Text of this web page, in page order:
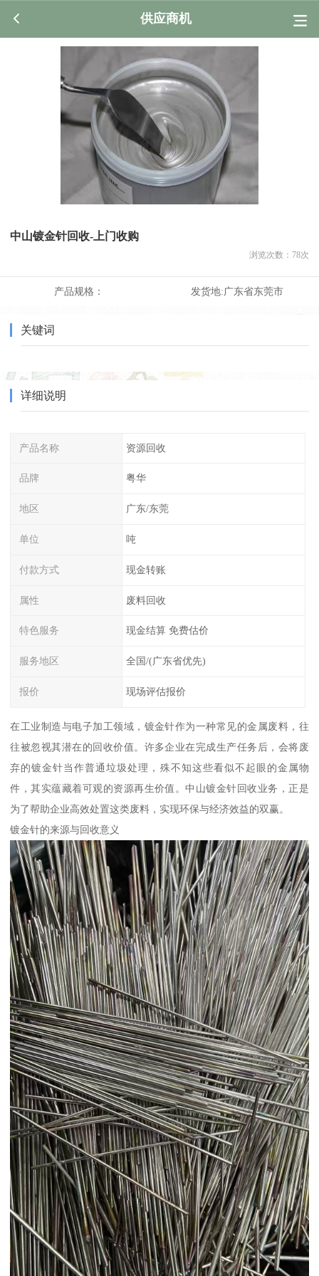
供应商机
中山镀金针回收-上门收购
浏览次数： 78次
产品规格： 发货地:广东省东莞市
关键词
详细说明
产品名称 资源回收
品牌 粤华
地区 广东/东莞
单位 吨
付款方式 现金转账
属性 废料回收
特色服务 现金结算 免费估价
服务地区 全国/(广东省优先)
报价 现场评估报价
在工业制造与电子加工领域，镀金针作为一种常见的金属废料，往
往被忽视其潜在的回收价值。许多企业在完成生产任务后，会将废
弃的镀金针当作普通垃圾处理，殊不知这些看似不起眼的金属物
件，其实蕴藏着可观的资源再生价值。中山镀金针回收业务，正是
为了帮助企业高效处置这类废料，实现环保与经济效益的双赢。
镀金针的来源与回收意义